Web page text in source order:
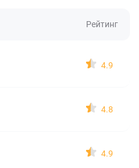
Рейтинг
4.9
4.8
4.9